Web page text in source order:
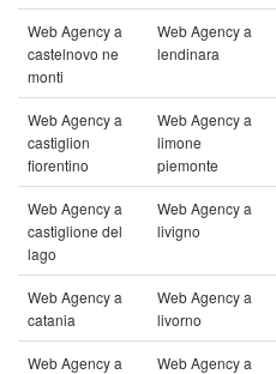
Web Agency a
castelnovo ne
monti
Web Agency a
lendinara
Web Agency a
castiglion
fiorentino
Web Agency a
limone
piemonte
Web Agency a
castiglione del
lago
Web Agency a
livigno
Web Agency a
catania
Web Agency a
livorno
Web Agency a
Web Agency a